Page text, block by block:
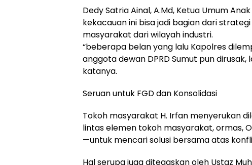
Dedy Satria Ainal, A.Md, Ketua Umum
kekacauan ini bisa jadi bagian dari
masyarakat dari wilayah industri.
“beberapa belan yang lalu Kapolres
anggota dewan DPRD Sumut pun
katanya.
Seruan untuk FGD dan Konsolidasi
Tokoh masyarakat H. Irfan menyerukan
lintas elemen tokoh masyarakat, ormas,
—untuk mencari solusi bersama atas
Hal serupa juga ditegaskan oleh Ustaz